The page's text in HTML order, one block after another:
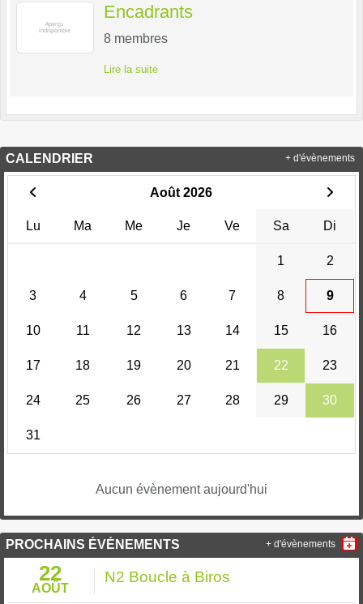
Encadrants
8 membres
Lire la suite
CALENDRIER
Août 2026
Lu Ma Me Je Ve Sa Di
1 2
3 4 5 6 7 8 9
10 11 12 13 14 15 16
17 18 19 20 21 22 23
24 25 26 27 28 29 30
31
Aucun évènement aujourd'hui
+ d'évènements
PROCHAINS ÉVÉNEMENTS
22
AOÛT
N2 Boucle à Biros
+ d'évènements